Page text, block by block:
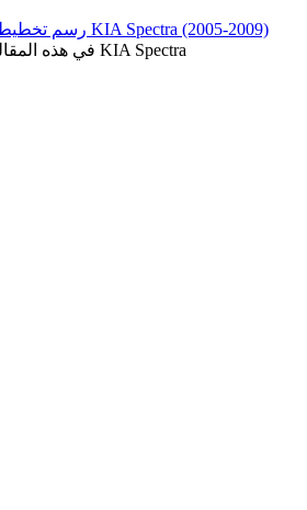
رسم تخطيطي للصمامات والمرحلات KIA Spectra (2005-2009)
في هذه المقالة ، نعتبر الجيل الثاني من KIA Spectra